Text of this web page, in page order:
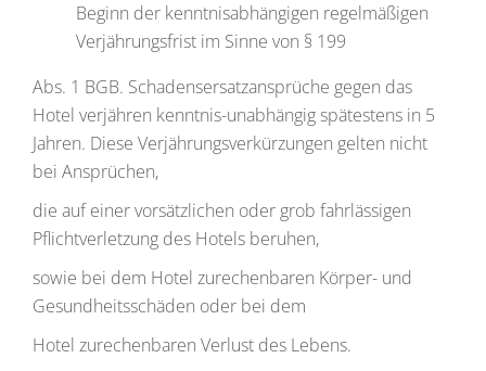
Beginn der kenntnisabhängigen regelmäßigen
Verjährungsfrist im Sinne von § 199
Abs. 1 BGB. Schadensersatzansprüche gegen das
Hotel verjähren kenntnis-unabhängig spätestens in 5
Jahren. Diese Verjährungsverkürzungen gelten nicht
bei Ansprüchen,
die auf einer vorsätzlichen oder grob fahrlässigen
Pflichtverletzung des Hotels beruhen,
sowie bei dem Hotel zurechenbaren Körper- und
Gesundheitsschäden oder bei dem
Hotel zurechenbaren Verlust des Lebens.